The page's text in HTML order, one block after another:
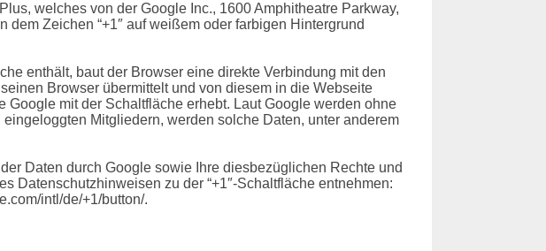
welches von der Google Inc., 1600 Amphitheatre Parkway,
dem Zeichen “+1″ auf weißem oder farbigen Hintergrund
enthält, baut der Browser eine direkte Verbindung mit den
Browser übermittelt und von diesem in die Webseite
mit der Schaltfläche erhebt. Laut Google werden ohne
Mitgliedern, werden solche Daten, unter anderem
Daten durch Google sowie Ihre diesbezüglichen Rechte und
Datenschutzhinweisen zu der “+1″-Schaltfläche entnehmen:
intl/de/+1/button/.